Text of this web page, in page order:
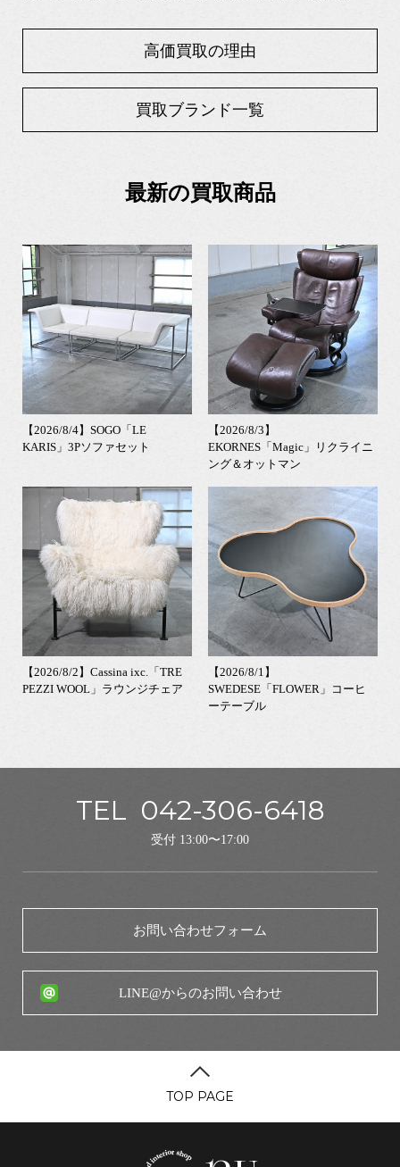
高価買取の理由
買取ブランド一覧
最新の買取商品
【2026/8/4】SOGO「LE
KARIS」3Pソファセット
【2026/8/3】
EKORNES「Magic」リクライニ
ング＆オットマン
【2026/8/2】Cassina ixc.「TRE
PEZZI WOOL」ラウンジチェア
【2026/8/1】
SWEDESE「FLOWER」コーヒ
ーテーブル
TEL 042-306-6418
受付 13:00〜17:00
お問い合わせフォーム
LINE@からのお問い合わせ
TOP PAGE